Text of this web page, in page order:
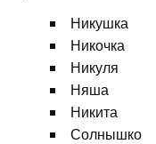
Никушка
Никочка
Никуля
Няша
Никита
Солнышко